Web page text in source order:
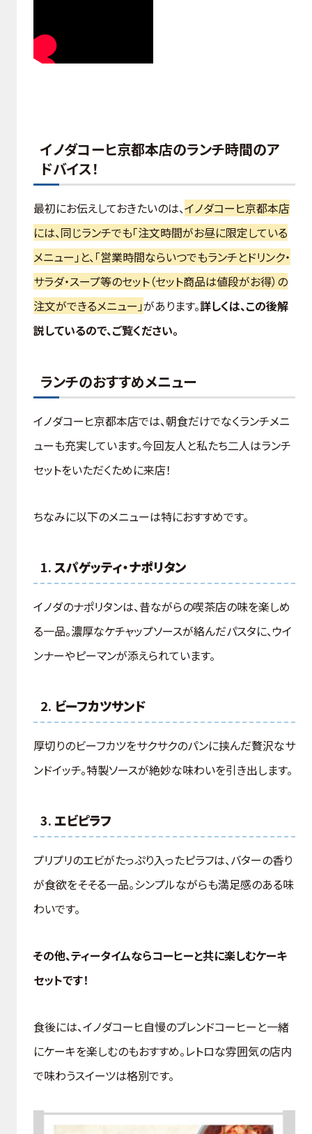
イノダコーヒ京都本店のランチ時間のア
ドバイス！
最初にお伝えしておきたいのは、イノダコーヒ京都本店
には、同じランチでも「注文時間がお昼に限定している
メニュー」と、「営業時間ならいつでもランチとドリンク・
サラダ・スープ等のセット（セット商品は値段がお得）の
注文ができるメニュー」があります。詳しくは、この後解
説しているので、ご覧ください。
ランチのおすすめメニュー
イノダコーヒ京都本店では、朝食だけでなくランチメニ
ューも充実しています。今回友人と私たち二人はランチ
セットをいただくために来店！
ちなみに以下のメニューは特におすすめです。
1.スパゲッティ・ナポリタン
イノダのナポリタンは、昔ながらの喫茶店の味を楽しめ
る一品。濃厚なケチャップソースが絡んだパスタに、ウイ
ンナーやピーマンが添えられています。
2. ビーフカツサンド
厚切りのビーフカツをサクサクのパンに挟んだ贅沢なサ
ンドイッチ。特製ソースが絶妙な味わいを引き出します。
3.エビピラフ
プリプリのエビがたっぷり入ったピラフは、バターの香り
が食欲をそそる一品。シンプルながらも満足感のある味
わいです。
その他、ティータイムならコーヒーと共に楽しむケーキ
セットです！
食後には、イノダコーヒ自慢のブレンドコーヒーと一緒
にケーキを楽しむのもおすすめ。レトロな雰囲気の店内
で味わうスイーツは格別です。